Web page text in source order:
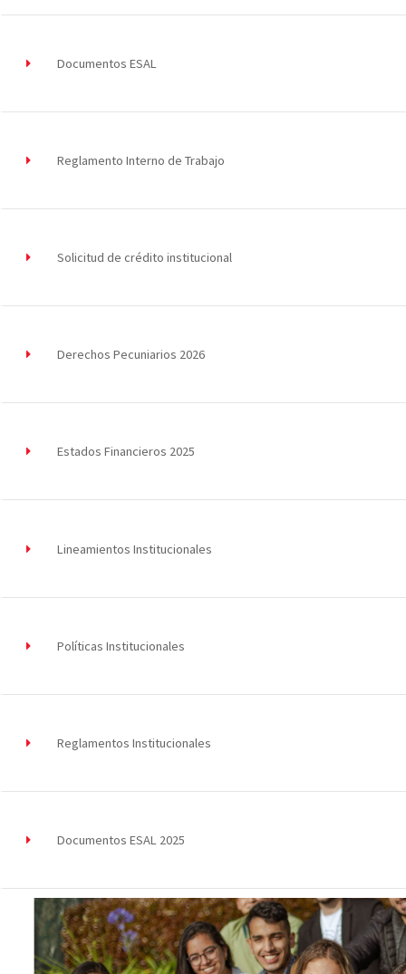
Documentos ESAL
Reglamento Interno de Trabajo
Solicitud de crédito institucional
Derechos Pecuniarios 2026
Estados Financieros 2025
Lineamientos Institucionales
Políticas Institucionales
Reglamentos Institucionales
Documentos ESAL 2025